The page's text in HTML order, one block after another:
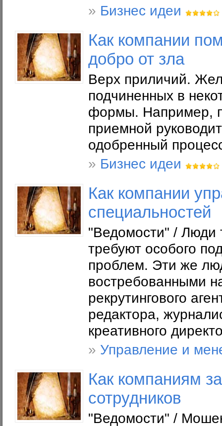
» Бизнес идеи
Как компании
добро от зла
Верх приличий.
подчиненных в
формы. Например,
приемной
одобренный
» Бизнес идеи
Как компании
специальностей
"Ведомости" / Люди
требуют особого
проблем. Эти же
востребованными
рекрутингового
редактора,
креативного
» Управление и
Как компаниям
сотрудников
"Ведомости" /